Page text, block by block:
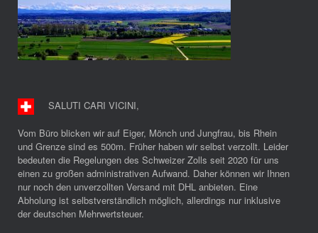
SALUTI CARI VICINI,
Vom Büro blicken wir auf Eiger, Mönch und Jungfrau, bis Rhein
und Grenze sind es 500m. Früher haben wir selbst verzollt. Leider
bedeuten die Regelungen des Schweizer Zolls seit 2020 für uns
einen zu großen administrativen Aufwand. Daher können wir Ihnen
nur noch den unverzollten Versand mit DHL anbieten. Eine
Abholung ist selbstverständlich möglich, allerdings nur inklusive
der deutschen Mehrwertsteuer.